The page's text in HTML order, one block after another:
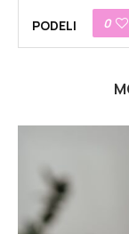
PODELI 0